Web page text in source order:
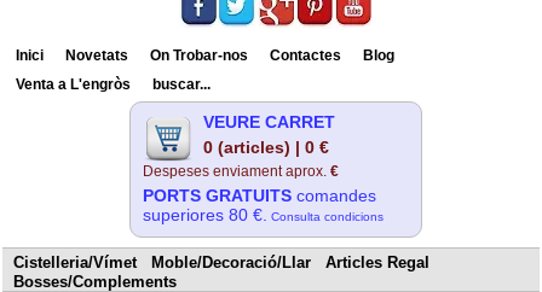
Inici Novetats On Trobar-nos Contactes
Blog
Venta a L'engròs
buscar...
VEURE CARRET
0 (articles) | 0 €
Despeses enviament aprox. €
PORTS GRATUITS comandes
superiores 80 €.
Consulta condicions
Cistelleria/Vímet Moble/Decoració/Llar
Articles Regal
Bosses/Complements